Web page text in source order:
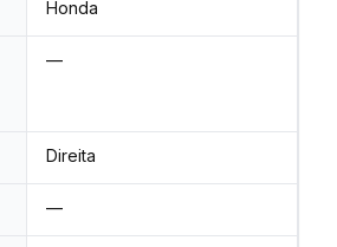
Honda
—
Direita
—